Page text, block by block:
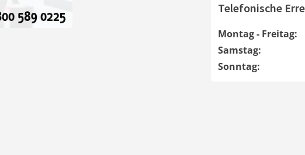
Telefonische
Montag - Freitag:
Samstag:
Sonntag: